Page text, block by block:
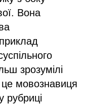
Вона
зрозумілі
це мовознавиця
рубриці